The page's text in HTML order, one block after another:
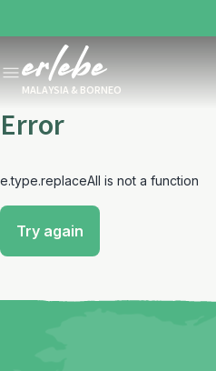
MALAYSIA & BORNEO
Error
e.type.replaceAll is not a function
Try again